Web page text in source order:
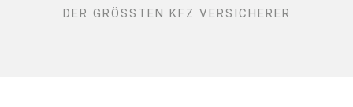
DER GRÖSSTEN KFZ VERSICHERER